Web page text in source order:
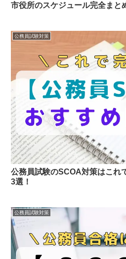
市役所のスケジュール完全まと
公務員試験対策
公務員試験のSCOA対策はこれ
3選！
公務員試験対策